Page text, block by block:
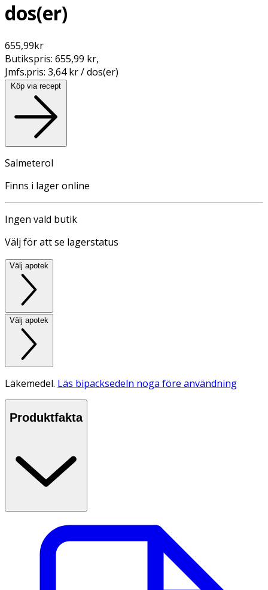
dos(er)
655,99kr
Butikspris: 655,99 kr,
Jmfs.pris: 3,64 kr / dos(er)
Köp via recept
Salmeterol
Finns i lager online
Ingen vald butik
Välj för att se lagerstatus
Välj apotek
Välj apotek
Läkemedel. Läs bipacksedeln noga före användning
Produktfakta